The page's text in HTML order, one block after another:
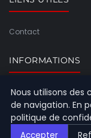
Contact
INFORMATIONS
Plan du site
Nous utilisons des
de navigation. En
politique de
Accepter